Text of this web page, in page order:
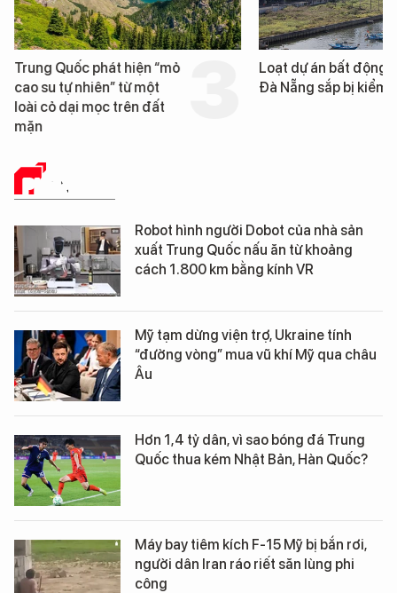
Trung Quốc phát hiện “mỏ
cao su tự nhiên” từ một
loài cỏ dại mọc trên đất
mặn
Loạt dự án bất động
Đà Nẵng sắp bị kiểm
PHÂN TÍCH
Robot hình người Dobot của nhà sản
xuất Trung Quốc nấu ăn từ khoảng
cách 1.800 km bằng kính VR
Mỹ tạm dừng viện trợ, Ukraine tính
“đường vòng” mua vũ khí Mỹ qua châu
Âu
Hơn 1,4 tỷ dân, vì sao bóng đá Trung
Quốc thua kém Nhật Bản, Hàn Quốc?
Máy bay tiêm kích F-15 Mỹ bị bắn rơi,
người dân Iran ráo riết săn lùng phi
công